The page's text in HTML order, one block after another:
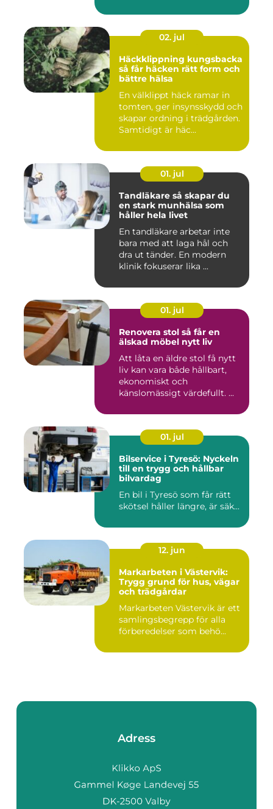
02. jul
Häckklippning kungsbacka
så får häcken rätt form och
bättre hälsa
En välklippt häck ramar in
tomten, ger insynsskydd och
skapar ordning i trädgården.
Samtidigt är häc...
01. jul
Tandläkare så skapar du
en stark munhälsa som
håller hela livet
En tandläkare arbetar inte
bara med att laga hål och
dra ut tänder. En modern
klinik fokuserar lika ...
01. jul
Renovera stol så får en
älskad möbel nytt liv
Att låta en äldre stol få nytt
liv kan vara både hållbart,
ekonomiskt och
känslomässigt värdefullt. ...
01. jul
Bilservice i Tyresö: Nyckeln
till en trygg och hållbar
bilvardag
En bil i Tyresö som får rätt
skötsel håller längre, är säk...
12. jun
Markarbeten i Västervik:
Trygg grund för hus, vägar
och trädgårdar
Markarbeten Västervik är ett
samlingsbegrepp för alla
förberedelser som behö...
Adress